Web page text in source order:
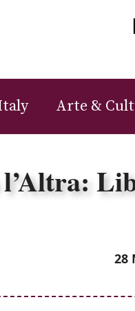
Arte &
l’Altra:
28